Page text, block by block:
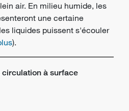
air. En milieu humide, les
une certaine
liquides puissent s'écouler
).
à surface